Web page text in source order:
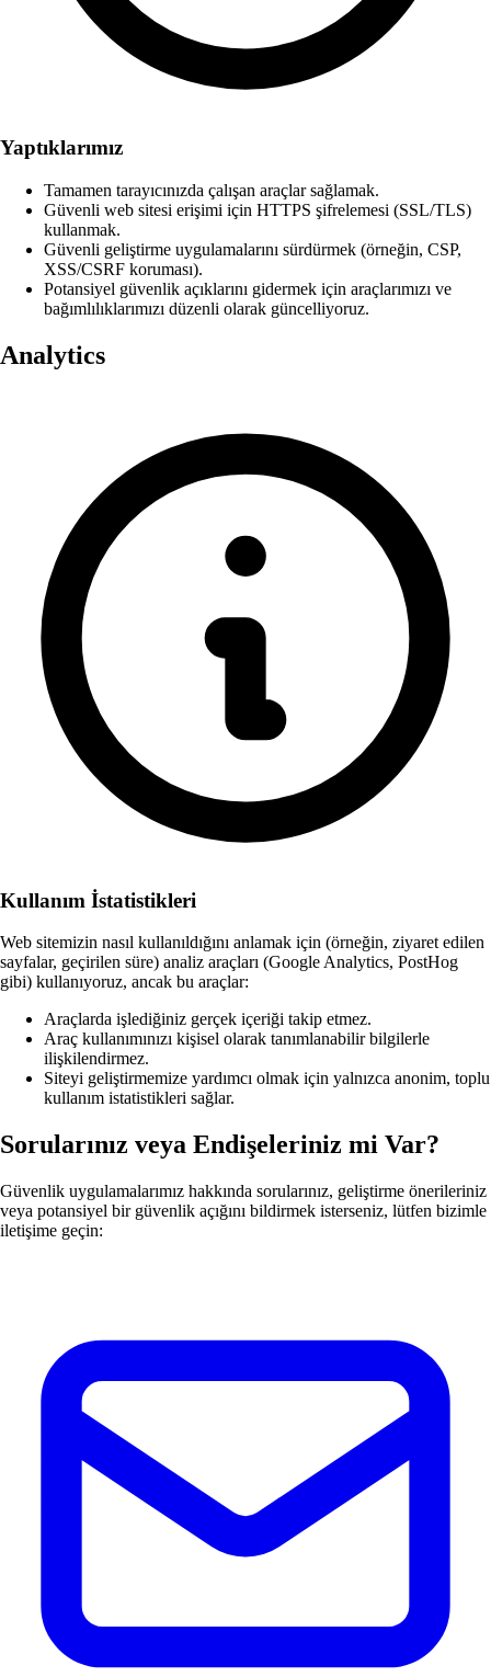
Yaptıklarımız
Tamamen tarayıcınızda çalışan araçlar sağlamak.
Güvenli web sitesi erişimi için HTTPS şifrelemesi (SSL/TLS)
kullanmak.
Güvenli geliştirme uygulamalarını sürdürmek (örneğin, CSP,
XSS/CSRF koruması).
Potansiyel güvenlik açıklarını gidermek için araçlarımızı ve
bağımlılıklarımızı düzenli olarak güncelliyoruz.
Analytics
Kullanım İstatistikleri
Web sitemizin nasıl kullanıldığını anlamak için (örneğin, ziyaret edilen
sayfalar, geçirilen süre) analiz araçları (Google Analytics, PostHog
gibi) kullanıyoruz, ancak bu araçlar:
Araçlarda işlediğiniz gerçek içeriği takip etmez.
Araç kullanımınızı kişisel olarak tanımlanabilir bilgilerle
ilişkilendirmez.
Siteyi geliştirmemize yardımcı olmak için yalnızca anonim, toplu
kullanım istatistikleri sağlar.
Sorularınız veya Endişeleriniz mi Var?
Güvenlik uygulamalarımız hakkında sorularınız, geliştirme önerileriniz
veya potansiyel bir güvenlik açığını bildirmek isterseniz, lütfen bizimle
iletişime geçin: